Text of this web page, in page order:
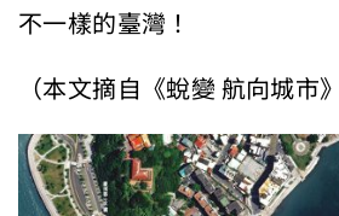
不一樣的臺灣！
（本文摘自《蛻變 航向城市